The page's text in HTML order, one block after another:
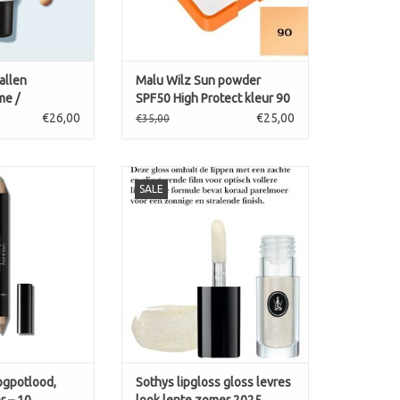
merkt een
op de ogen
Vloeistof
huidtypes
kringen te
WINKELWAGEN
/
cernes€26,00
Malu Wilz Sun powder
SPF50 High Protect kleur 90
€35,00 €25,00
Shadow & liner
cactusgroen
SALE
Sothys lipgloss gloss levres look
TOEVOEGEN AAN WINKELWAGEN
Sothys lipgloss gloss levres